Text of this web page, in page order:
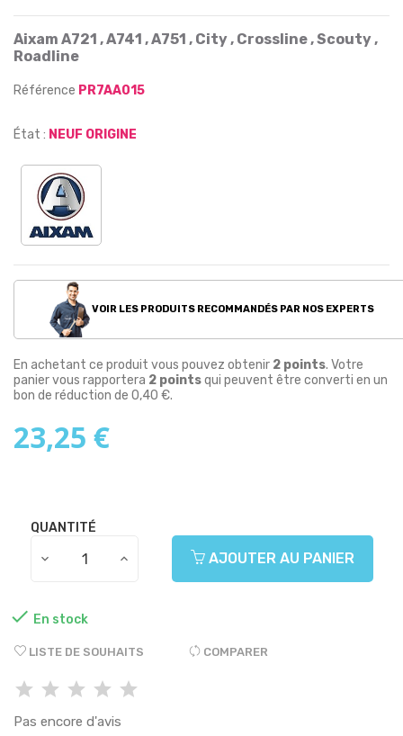
Aixam A721 , A741 , A751 , City , Crossline , Scouty ,
Roadline
Référence PR7AA015
État : NEUF ORIGINE
VOIR LES PRODUITS RECOMMANDÉS PAR NOS EXPERTS
En achetant ce produit vous pouvez obtenir 2 points. Votre
panier vous rapportera 2 pointsqui peuvent être converti en un
bon de réduction de 0,40 €.
23,25 €
QUANTITÉ
AJOUTER AU PANIER
 En stock
LISTE DE SOUHAITS COMPARER
Pas encore d'avis